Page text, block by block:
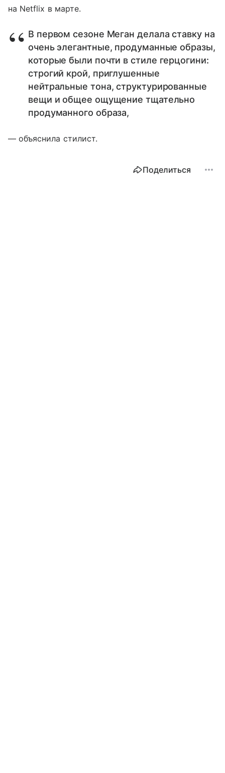
на Netflix в марте.
В первом сезоне Меган делала ставку на
очень элегантные, продуманные образы,
которые были почти в стиле герцогини:
строгий крой, приглушенные
нейтральные тона, структурированные
вещи и общее ощущение тщательно
продуманного образа,
— объяснила стилист.
Поделиться